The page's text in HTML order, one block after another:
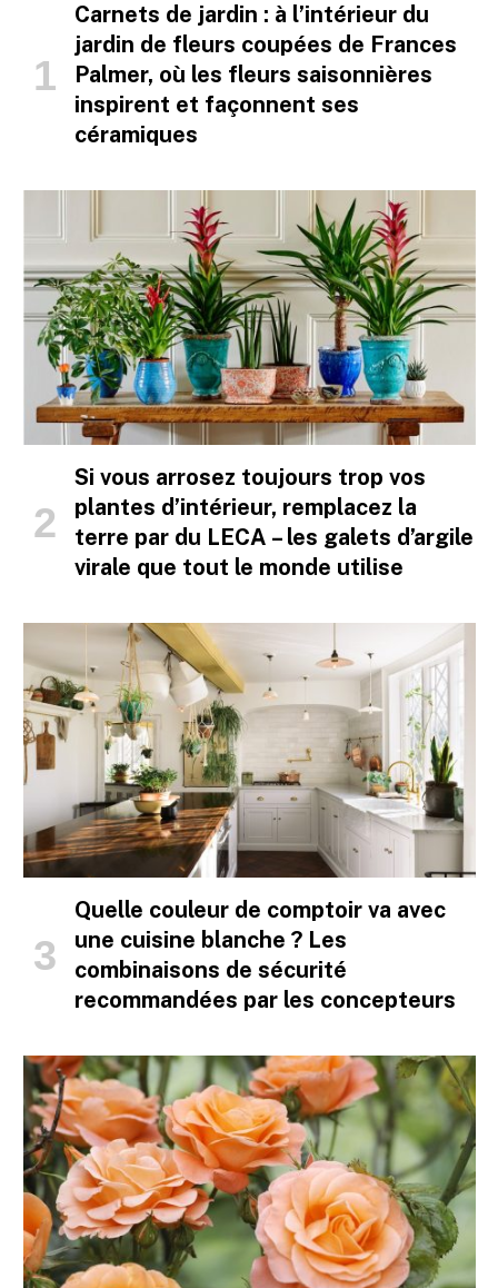
Carnets de jardin : à l’intérieur du
jardin de fleurs coupées de Frances
Palmer, où les fleurs saisonnières
inspirent et façonnent ses
céramiques
Si vous arrosez toujours trop vos
plantes d’intérieur, remplacez la
terre par du LECA – les galets d’argile
virale que tout le monde utilise
Quelle couleur de comptoir va avec
une cuisine blanche ? Les
combinaisons de sécurité
recommandées par les concepteurs